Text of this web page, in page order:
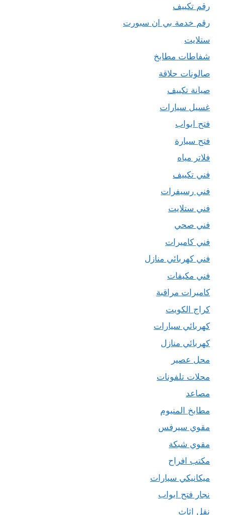
رقم تكييف
رقم خدمة بي ان سبورت
ستلايت
شفاطات مطابخ
صالونات حلاقة
صيانة تكييف
غسيل سيارات
فتح ابواب
فتح سيارة
فلاتر مياه
فني تكييف
فني رسيفرات
فني ستلايت
فني صحي
فني كاميرات
فني كهربائي منازل
فني مكيفات
كاميرات مراقبة
كراج الكويت
كهربائي سيارات
كهربائي منازل
محل عصير
محلات تلفونات
مصاعد
مطابخ المنيوم
مقوي سيرفس
مقوي شبكة
مكتب افراح
ميكانيكي سيارات
نجار فتح ابواب
نقل اثاث